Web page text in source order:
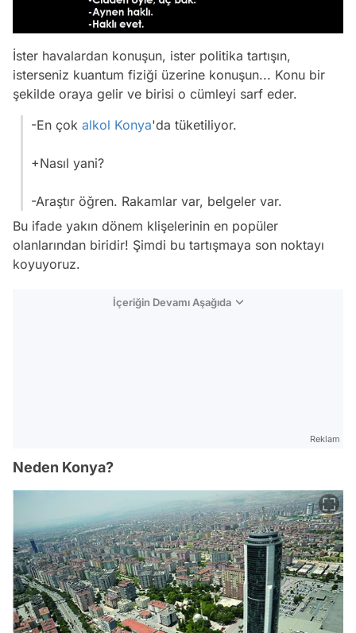
İster havalardan konuşun, ister politika tartışın,
isterseniz kuantum fiziği üzerine konuşun... Konu bir
şekilde oraya gelir ve birisi o cümleyi sarf eder.
-En çok alkol Konya'da tüketiliyor.
+Nasıl yani?
-Araştır öğren. Rakamlar var, belgeler var.
Bu ifade yakın dönem klişelerinin en popüler
olanlarından biridir! Şimdi bu tartışmaya son noktayı
koyuyoruz.
İçeriğin Devamı Aşağıda
Reklam
Neden Konya?